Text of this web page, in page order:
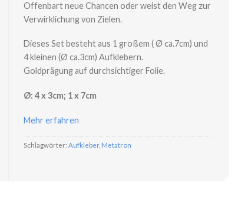
Offenbart neue Chancen oder weist den Weg zur
Verwirklichung von Zielen.
Dieses Set besteht aus 1 großem ( Ø ca.7cm) und
4 kleinen (Ø ca.3cm) Aufklebern.
Goldprägung auf durchsichtiger Folie.
Ø: 4 x 3cm; 1 x 7cm
Mehr erfahren
Schlagwörter:Aufkleber, Metatron